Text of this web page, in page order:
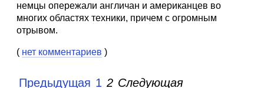
немцы опережали англичан и американцев во
многих областях техники, причем с огромным
отрывом.
( нет комментариев )
Предыдущая 1 2 Следующая